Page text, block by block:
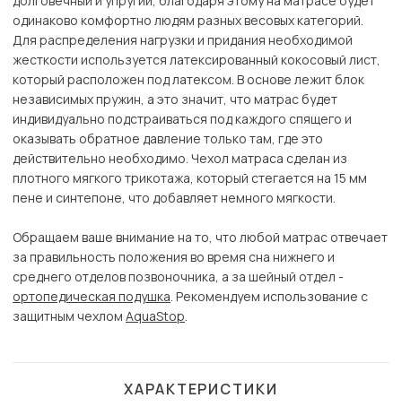
одинаково комфортно людям разных весовых категорий.
Для распределения нагрузки и придания необходимой
жесткости используется латексированный кокосовый лист,
который расположен под латексом. В основе лежит блок
независимых пружин, а это значит, что матрас будет
индивидуально подстраиваться под каждого спящего и
оказывать обратное давление только там, где это
действительно необходимо. Чехол матраса сделан из
плотного мягкого трикотажа, который стегается на 15 мм
пене и синтепоне, что добавляет немного мягкости.
Обращаем ваше внимание на то, что любой матрас отвечает
за правильность положения во время сна нижнего и
среднего отделов позвоночника, а за шейный отдел -
ортопедическая подушка. Рекомендуем использование с
защитным чехлом AquaStop.
ХАРАКТЕРИСТИКИ